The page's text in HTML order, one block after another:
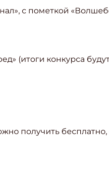
с пометкой
(итоги конкурса
получить бесплатно,